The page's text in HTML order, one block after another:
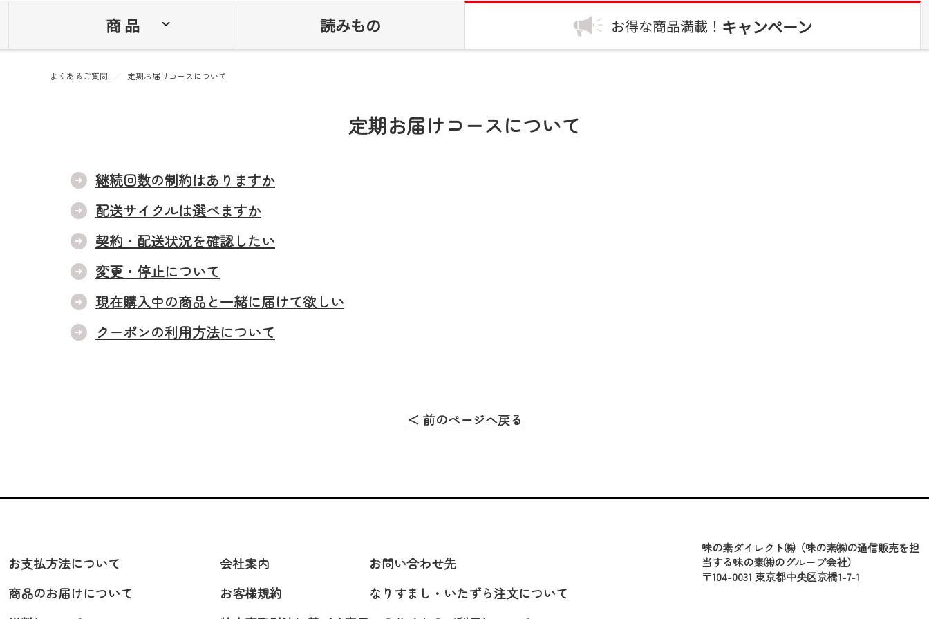
商 品 読みもの お得な商品満載！ キャンペーン
よくあるご質問 定期お届けコースについて
定期お届けコースについて
継続回数の制約はありますか
配送サイクルは選べますか
契約・配送状況を確認したい
変更・停止について
現在購入中の商品と一緒に届けて欲しい
クーポンの利用方法について
＜ 前のページへ戻る
お支払方法について
商品のお届けについて
会社案内
お客様規約
お問い合わせ先
なりすまし・いたずら注文について
味の素ダイレクト㈱（味の素㈱の通信販売を担
当する味の素㈱のグループ会社）
〒104-0031 東京都中央区京橋1-7-1